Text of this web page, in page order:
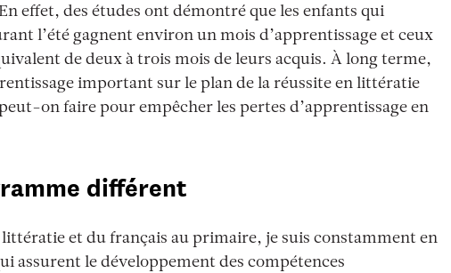
effet, des études ont démontré que les enfants qui
l’été gagnent environ un mois d’apprentissage et ceux
de deux à trois mois de leurs acquis. À long terme,
important sur le plan de la réussite en littératie
on faire pour empêcher les pertes d’apprentissage en
différent
littératie et du français au primaire, je suis constamment en
assurent le développement des compétences